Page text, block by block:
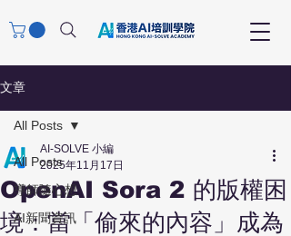
文章
All Posts
導師隨心想
AI新聞資訊
All Posts
OpenAI Sora 2 的版權困
境：當「偷來的內容」成為
AI-SOLVE 小編
2025年11月17日